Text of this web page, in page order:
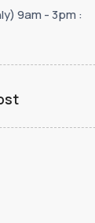
9am - 3pm :